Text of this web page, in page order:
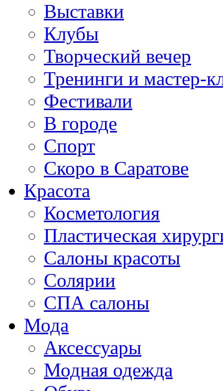
Выставки
Клубы
Творческий вечер
Тренинги и мастер-
Фестивали
В городе
Спорт
Скоро в Саратове
Красота
Косметология
Пластическая
Салоны красоты
Солярии
СПА салоны
Мода
Аксессуары
Модная одежда